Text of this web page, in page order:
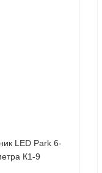
LED Park 6-
К1-9